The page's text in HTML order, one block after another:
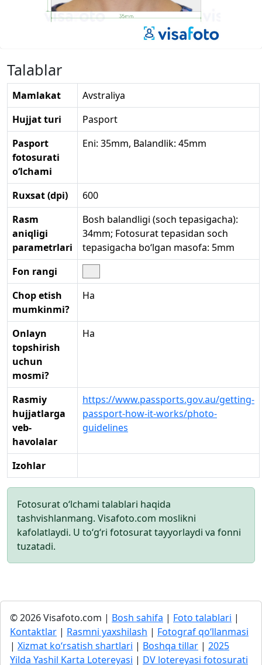
Talablar
Mamlakat
Avstraliya
Hujjat turi
Pasport
Pasport
fotosurati
o‘lchami
Eni: 35mm, Balandlik: 45mm
Ruxsat (dpi)
600
Rasm
aniqligi
parametrlari
Bosh balandligi (soch tepasigacha):
34mm; Fotosurat tepasidan soch
tepasigacha bo‘lgan masofa: 5mm
Fon rangi
Chop etish
mumkinmi?
Ha
Onlayn
topshirish
uchun
mosmi?
Ha
Rasmiy
hujjatlarga
veb-
havolalar
https://www.passports.gov.au/getting-
passport-how-it-works/photo-
guidelines
Izohlar
Fotosurat o‘lchami talablari haqida
tashvishlanmang. Visafoto.com moslikni
kafolatlaydi. U to‘g‘ri fotosurat tayyorlaydi va fonni
tuzatadi.
© 2026 Visafoto.com | Bosh sahifa | Foto talablari |
Kontaktlar | Rasmni yaxshilash | Fotograf qo‘llanmasi
| Xizmat ko‘rsatish shartlari | Boshqa tillar | 2025
Yilda Yashil Karta Lotereyasi | DV lotereyasi fotosurati